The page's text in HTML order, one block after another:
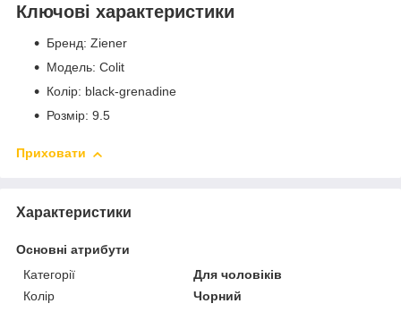
Ключові характеристики
Бренд: Ziener
Модель: Colit
Колір: black-grenadine
Розмір: 9.5
Приховати
Характеристики
Основні атрибути
Категорії
Для чоловіків
Колір
Чорний